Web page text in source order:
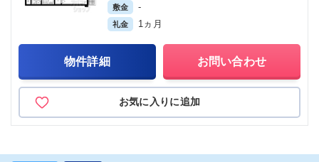
敷金 -
礼金 1ヵ月
物件詳細 お問い合わせ
お気に入りに追加